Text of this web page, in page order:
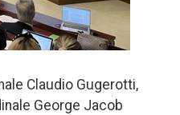
Claudio Gugerotti,
George Jacob